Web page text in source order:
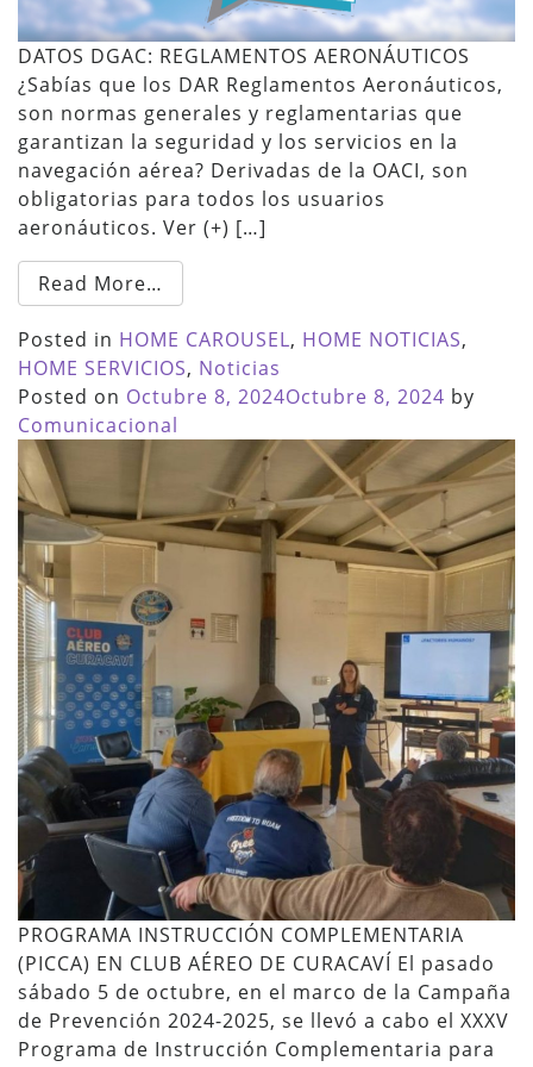
DATOS DGAC: REGLAMENTOS AERONÁUTICOS
¿Sabías que los DAR Reglamentos Aeronáuticos,
son normas generales y reglamentarias que
garantizan la seguridad y los servicios en la
navegación aérea? Derivadas de la OACI, son
obligatorias para todos los usuarios
aeronáuticos. Ver (+) […]
Read More…
Posted in HOME CAROUSEL, HOME NOTICIAS,
HOME SERVICIOS, Noticias
Posted on Octubre 8, 2024Octubre 8, 2024 by
Comunicacional
PROGRAMA INSTRUCCIÓN COMPLEMENTARIA
(PICCA) EN CLUB AÉREO DE CURACAVÍ El pasado
sábado 5 de octubre, en el marco de la Campaña
de Prevención 2024-2025, se llevó a cabo el XXXV
Programa de Instrucción Complementaria para